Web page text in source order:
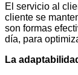
El servicio al
cliente se
son formas
día, para
La